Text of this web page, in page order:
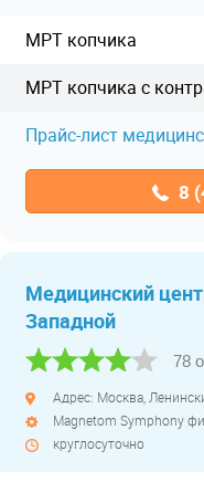
МРТ копчика
МРТ копчика с
Прайс-лист
8
Медицинский
Западной
78
Адрес: Москва,
круглосуточно